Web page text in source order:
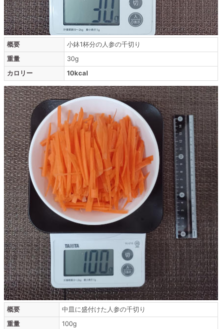
概要
小鉢1杯分の人参の千切り
重量
30g
カロリー
10kcal
概要
中皿に盛付けた人参の千切り
重量
100g